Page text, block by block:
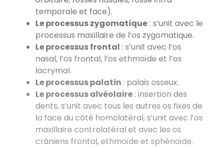
temporale et face).
Le processus zygomatique : s’unit avec le
processus maxillaire de l’os zygomatique.
Le processus frontal : s’unit avec l’os
nasal, l’os frontal, l’os ethmoïde et l’os
lacrymal.
Le processus palatin : palais osseux.
Le processus alvéolaire : insertion des
dents, s’unit avec tous les autres os fixes de
la face du côté homolatéral, s’unit avec l’os
maxillaire controlatéral et avec les os
crâniens frontal, ethmoïde et sphénoïde.